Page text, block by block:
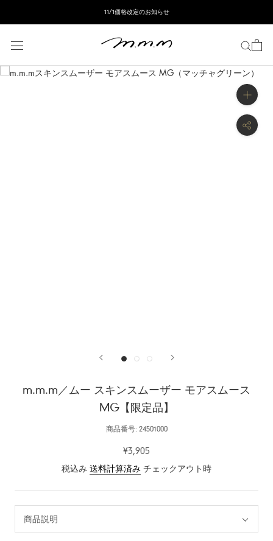
し
て
11/1価格改定のお知らせ
m.m.m／ムー スキンスムーザー モアスムース
MG【限定品】
商品番号: 24501000
¥3,905
税込み 送料計算済み チェックアウト時
商品説明